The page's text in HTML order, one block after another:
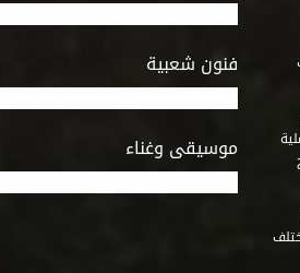
فنون شعبية
موسيقى وغناء